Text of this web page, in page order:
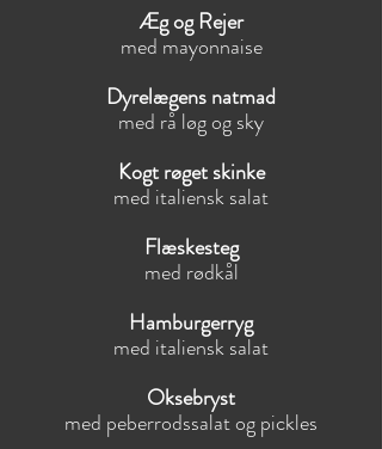
Æg og Rejer
med mayonnaise
Dyrelægens natmad
med rå løg og sky
Kogt røget skinke
med italiensk salat
Flæskesteg
med rødkål
Hamburgerryg
med italiensk salat
Oksebryst
med peberrodssalat og pickles